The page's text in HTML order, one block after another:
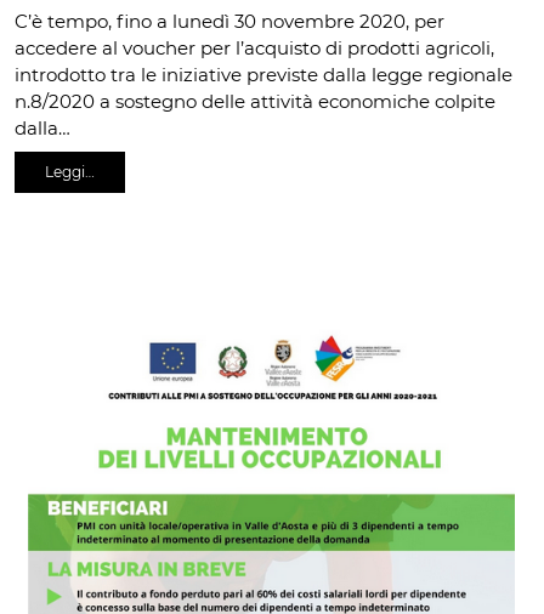
C’è tempo, fino a lunedì 30 novembre 2020, per
accedere al voucher per l’acquisto di prodotti agricoli,
introdotto tra le iniziative previste dalla legge regionale
n.8/2020 a sostegno delle attività economiche colpite
dalla…
Leggi…